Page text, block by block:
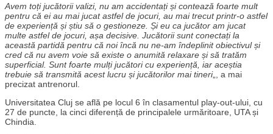
Avem toți jucătorii valizi, nu am accidentați și contează foarte mult
pentru că ei au mai jucat astfel de jocuri, au mai trecut printr-o astfel
de experiență și știu să o gestioneze. Și eu ca jucător am jucat
multe astfel de jocuri, așa decisive. Jucătorii sunt conectați la
această partidă pentru că noi încă nu ne-am îndeplinit obiectivul și
cred că nu avem voie să existe o anumită relaxare și să tratăm
superficial. Sunt foarte mulți jucători cu experiență, iar aceștia
trebuie să transmită acest lucru și jucătorilor mai tineri„, a mai
precizat antrenorul.
Universitatea Cluj se află pe locul 6 în clasamentul play-out-ului, cu
27 de puncte, la cinci diferență de principalele urmăritoare, UTA și
Chindia.